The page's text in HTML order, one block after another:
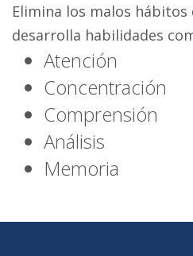
Elimina los malos hábitos
desarrolla habilidades
Atención
Concentración
Comprensión
Análisis
Memoria